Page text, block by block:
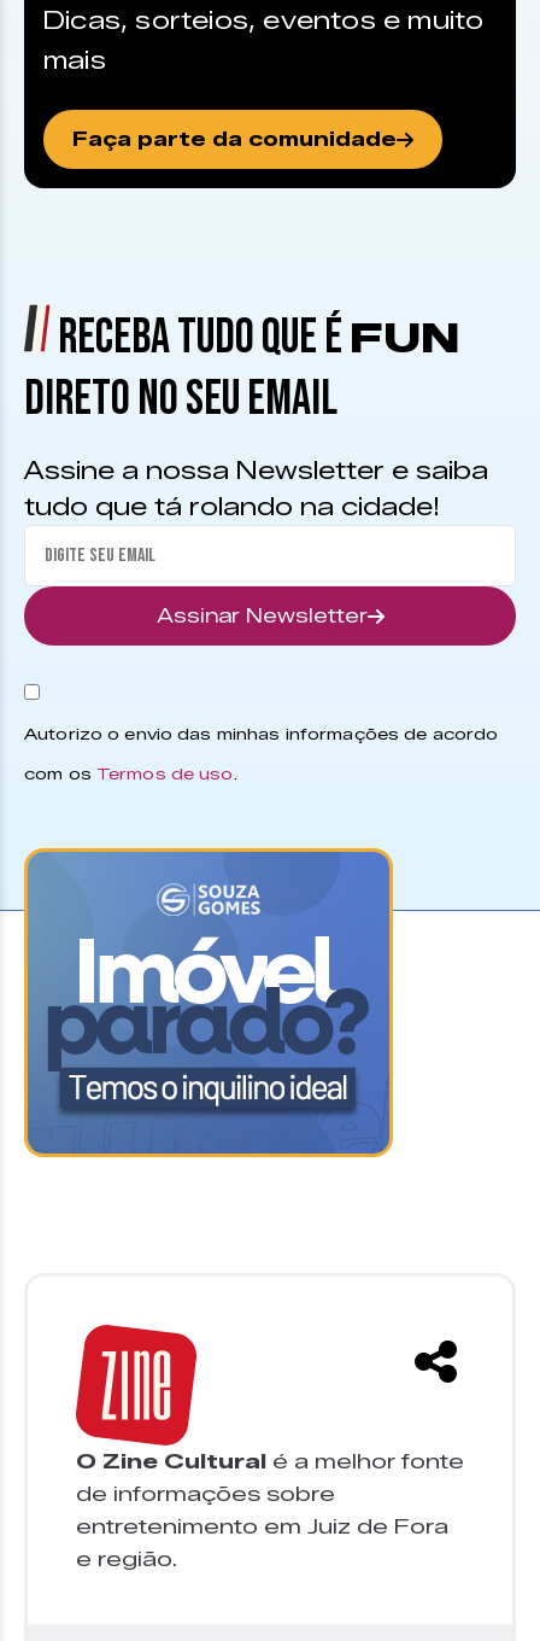
Dicas, sorteios, eventos e muito
mais
Faça parte da comunidade
RECEBA TUDO QUE É FUN
DIRETO NO SEU EMAIL
Assine a nossa Newsletter e saiba
tudo que tá rolando na cidade!
Assinar Newsletter
Autorizo o envio das minhas informações de acordo
com os Termos de uso.
O Zine Cultural é a melhor fonte
de informações sobre
entretenimento em Juiz de Fora
e região.